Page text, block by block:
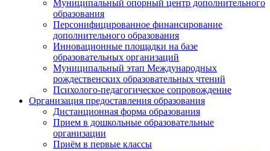
Муниципальный опорный центр дополнительного
образования
Персонифицированное финансирование
дополнительного образования
Инновационные площадки на базе
образовательных организаций
Муниципальный этап Международных
рождественских образовательных чтений
Психолого-педагогическое сопровождение
Организация предоставления образования
Дистанционная форма образования
Прием в дошкольные образовательные
организации
Приём в первые классы